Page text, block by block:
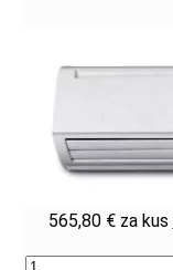
565,80 € za kus